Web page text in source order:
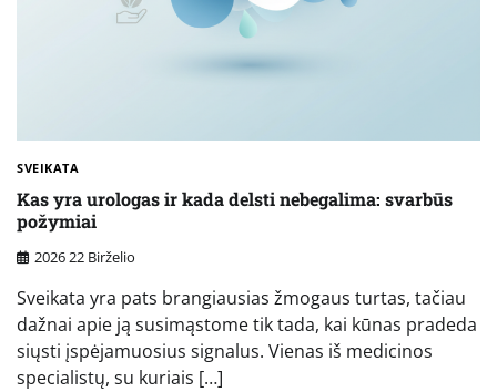
SVEIKATA
Kas yra urologas ir kada delsti nebegalima: svarbūs
požymiai
2026 22 Birželio
Sveikata yra pats brangiausias žmogaus turtas, tačiau
dažnai apie ją susimąstome tik tada, kai kūnas pradeda
siųsti įspėjamuosius signalus. Vienas iš medicinos
specialistų, su kuriais […]